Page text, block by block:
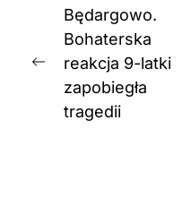
Nawigacja
wpisu
Previous
post:
Będargowo.
Bohaterska
reakcja 9-latki
zapobiegła
tragedii